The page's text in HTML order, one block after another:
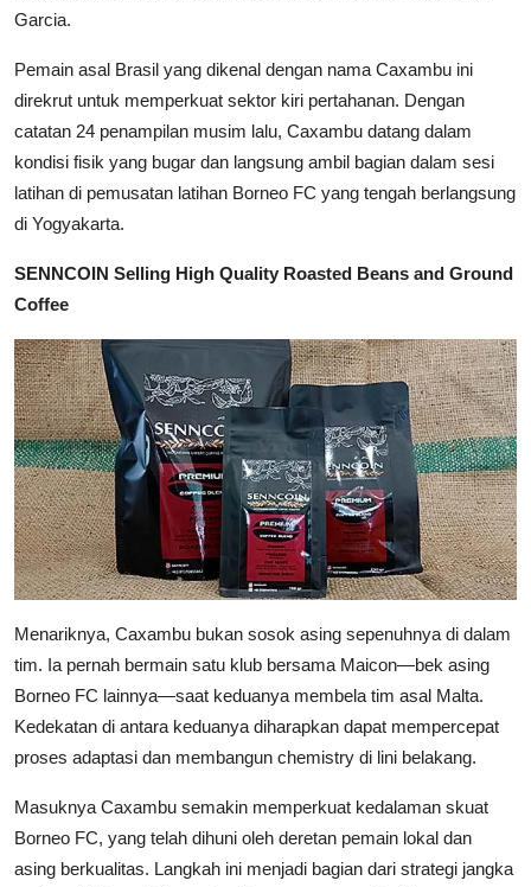
Garcia.
Pemain asal Brasil yang dikenal dengan nama Caxambu ini
direkrut untuk memperkuat sektor kiri pertahanan. Dengan
catatan 24 penampilan musim lalu, Caxambu datang dalam
kondisi fisik yang bugar dan langsung ambil bagian dalam sesi
latihan di pemusatan latihan Borneo FC yang tengah berlangsung
di Yogyakarta.
SENNCOIN Selling High Quality Roasted Beans and Ground
Coffee
Menariknya, Caxambu bukan sosok asing sepenuhnya di dalam
tim. Ia pernah bermain satu klub bersama Maicon—bek asing
Borneo FC lainnya—saat keduanya membela tim asal Malta.
Kedekatan di antara keduanya diharapkan dapat mempercepat
proses adaptasi dan membangun chemistry di lini belakang.
Masuknya Caxambu semakin memperkuat kedalaman skuat
Borneo FC, yang telah dihuni oleh deretan pemain lokal dan
asing berkualitas. Langkah ini menjadi bagian dari strategi jangka